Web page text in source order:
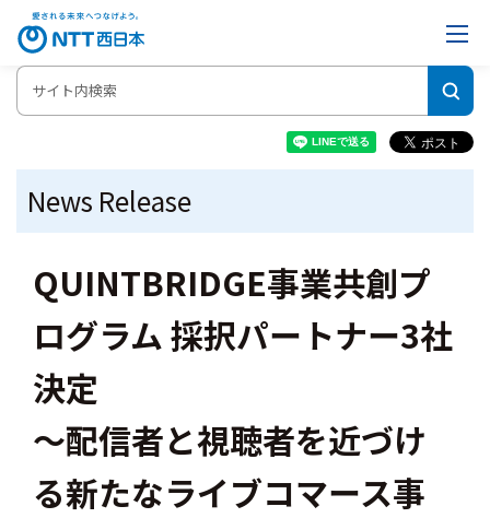
News Release
QUINTBRIDGE事業共創プ
ログラム 採択パートナー3社
決定
～配信者と視聴者を近づけ
る新たなライブコマース事